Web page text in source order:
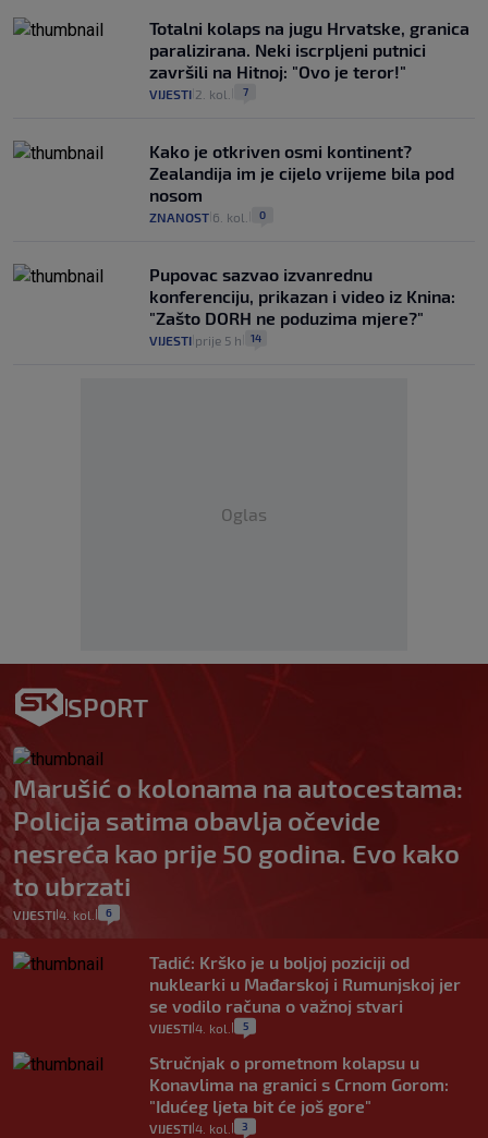
Totalni kolaps na jugu Hrvatske, granica
paralizirana. Neki iscrpljeni putnici
završili na Hitnoj: "Ovo je teror!"
VIJESTI 2. kol. 7
Kako je otkriven osmi kontinent?
Zealandija im je cijelo vrijeme bila pod
nosom
ZNANOST 6. kol. 0
Pupovac sazvao izvanrednu
konferenciju, prikazan i video iz Knina:
"Zašto DORH ne poduzima mjere?"
VIJESTI prije 5 h 14
Oglas
SPORT
Marušić o kolonama na autocestama:
Policija satima obavlja očevide
nesreća kao prije 50 godina. Evo kako
to ubrzati
VIJESTI 4. kol. 6
Tadić: Krško je u boljoj poziciji od
nuklearki u Mađarskoj i Rumunjskoj jer
se vodilo računa o važnoj stvari
VIJESTI 4. kol. 5
Stručnjak o prometnom kolapsu u
Konavlima na granici s Crnom Gorom:
"Idućeg ljeta bit će još gore"
VIJESTI 4. kol. 3